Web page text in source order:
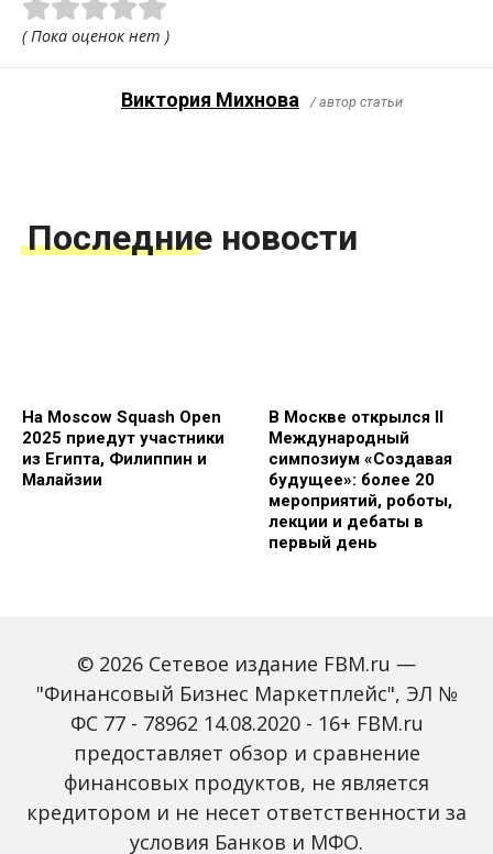
( Пока оценок нет )
Виктория Михнова / автор статьи
Последние новости
На Moscow Squash Open
2025 приедут участники
из Египта, Филиппин и
Малайзии
В Москве открылся II
Международный
симпозиум «Создавая
будущее»: более 20
мероприятий, роботы,
лекции и дебаты в
первый день
Зарплаты вырастут,
банки включат защиту
от мошенников: какие
новые законы ждут
россиян с октября
Россиян предупредили
мошенников на фоне
снижения ключевой
ставки
© 2026 Сетевое издание FBM.ru —
"Финансовый Бизнес Маркетплейс", ЭЛ №
ФС 77 - 78962 14.08.2020 - 16+ FBM.ru
предоставляет обзор и сравнение
финансовых продуктов, не является
кредитором и не несет ответственности за
условия Банков и МФО.